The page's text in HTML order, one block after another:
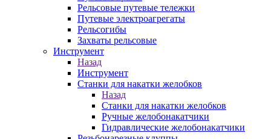
Рельсовые путевые тележки
Путевые электроагрегаты
Рельсогибы
Захваты рельсовые
Инструмент
Назад
Инструмент
Станки для накатки желобков
Назад
Станки для накатки желобков
Ручные желобонакатчики
Гидравлические желобонакатчики